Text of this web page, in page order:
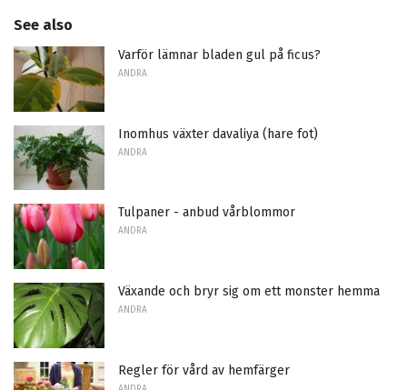
See also
Varför lämnar bladen gul på ficus?
ANDRA
Inomhus växter davaliya (hare fot)
ANDRA
Tulpaner - anbud vårblommor
ANDRA
Växande och bryr sig om ett monster hemma
ANDRA
Regler för vård av hemfärger